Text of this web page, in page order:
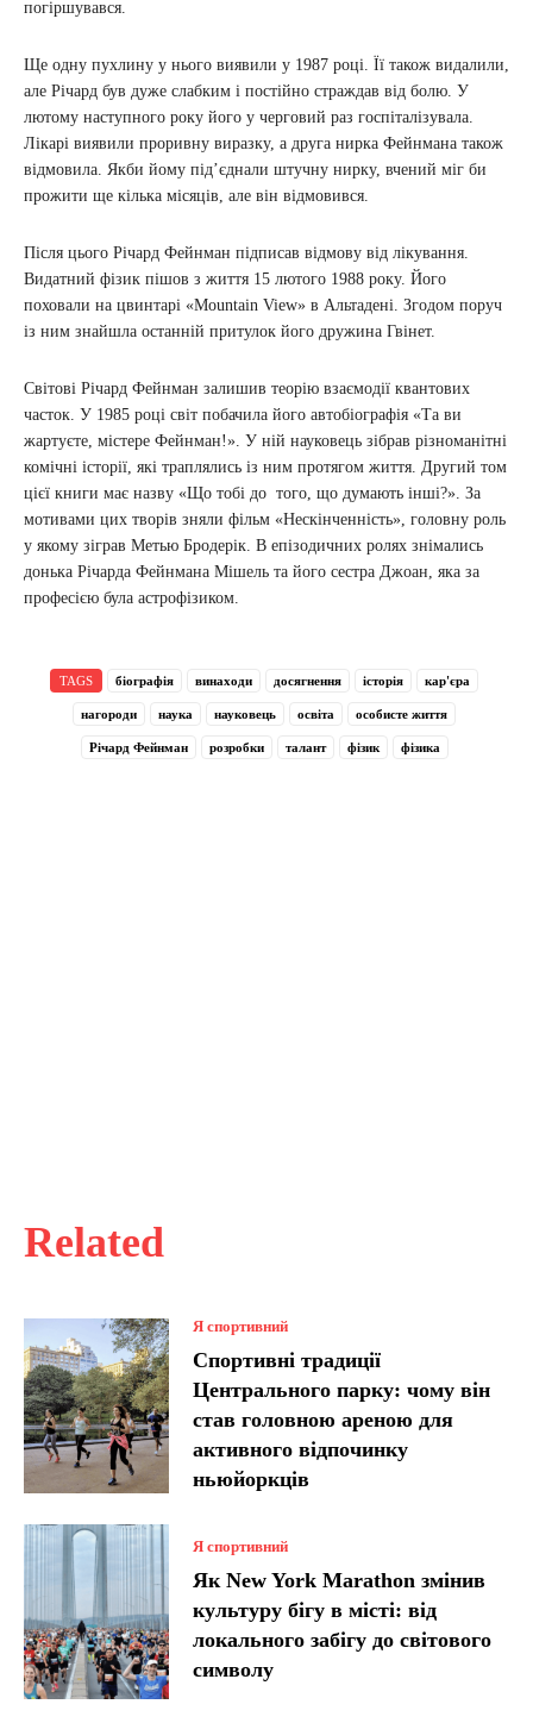
Related
Я спортивний
Спортивні традиції
Центрального парку: чому він
став головною ареною для
активного відпочинку
ньюйоркців
Я спортивний
Як New York Marathon змінив
культуру бігу в місті: від
локального забігу до світового
символу
погіршувався.
Ще одну пухлину у нього виявили у 1987 році. Її також видалили,
але Річард був дуже слабким і постійно страждав від болю. У
лютому наступного року його у черговий раз госпіталізувала.
Лікарі виявили проривну виразку, а друга нирка Фейнмана також
відмовила. Якби йому під’єднали штучну нирку, вчений міг би
прожити ще кілька місяців, але він відмовився.
Після цього Річард Фейнман підписав відмову від лікування.
Видатний фізик пішов з життя 15 лютого 1988 року. Його
поховали на цвинтарі «Mountain View» в Альтадені. Згодом поруч
із ним знайшла останній притулок його дружина Гвінет.
Світові Річард Фейнман залишив теорію взаємодії квантових
часток. У 1985 році світ побачила його автобіографія «Та ви
жартуєте, містере Фейнман!». У ній науковець зібрав різноманітні
комічні історії, які траплялись із ним протягом життя. Другий том
цієї книги має назву «Що тобі до того, що думають інші?». За
мотивами цих творів зняли фільм «Нескінченність», головну роль
у якому зіграв Метью Бродерік. В епізодичних ролях знімались
донька Річарда Фейнмана Мішель та його сестра Джоан, яка за
професією була астрофізиком.
TAGS біографія винаходи досягнення історія кар'єра
нагороди наука науковець освіта особисте життя
Річард Фейнман розробки талант фізик фізика